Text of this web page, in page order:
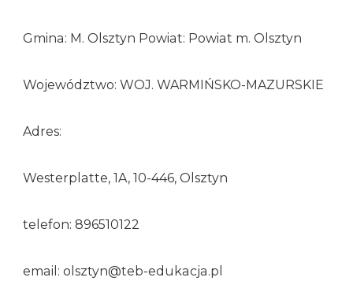
Gmina: M. Olsztyn Powiat: Powiat m. Olsztyn
Województwo: WOJ. WARMIŃSKO-MAZURSKIE
Adres:
Westerplatte, 1A, 10-446, Olsztyn
telefon: 896510122
email: olsztyn@teb-edukacja.pl